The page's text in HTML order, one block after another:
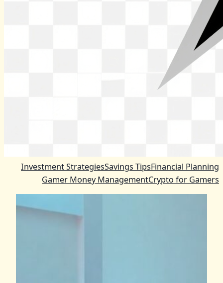
Investment StrategiesSavings TipsFinancial Planning
Gamer Money ManagementCrypto for Gamers